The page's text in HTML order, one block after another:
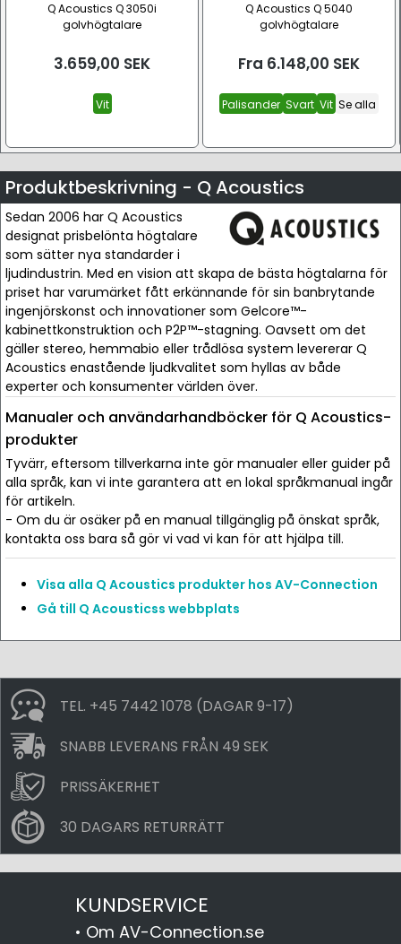
Q Acoustics Q 3050i
golvhögtalare
3.659,00 SEK
Vit
Q Acoustics Q 5040
golvhögtalare
Fra 6.148,00 SEK
Palisander Svart Vit Se alla
Produktbeskrivning - Q Acoustics
Sedan 2006 har Q Acoustics
designat prisbelönta högtalare
som sätter nya standarder i
ljudindustrin. Med en vision att skapa de bästa högtalarna för
priset har varumärket fått erkännande för sin banbrytande
ingenjörskonst och innovationer som Gelcore™-
kabinettkonstruktion och P2P™-stagning. Oavsett om det
gäller stereo, hemmabio eller trådlösa system levererar Q
Acoustics enastående ljudkvalitet som hyllas av både
experter och konsumenter världen över.
Manualer och användarhandböcker för Q Acoustics-
produkter
Tyvärr, eftersom tillverkarna inte gör manualer eller guider på
alla språk, kan vi inte garantera att en lokal språkmanual ingår
för artikeln.
- Om du är osäker på en manual tillgänglig på önskat språk,
kontakta oss bara så gör vi vad vi kan för att hjälpa till.
Visa alla Q Acoustics produkter hos AV-Connection
Gå till Q Acousticss webbplats
TEL. +45 7442 1078 (DAGAR 9-17)
SNABB LEVERANS FRÅN 49 SEK
PRISSÄKERHET
30 DAGARS RETURRÄTT
KUNDSERVICE
• Om AV-Connection.se